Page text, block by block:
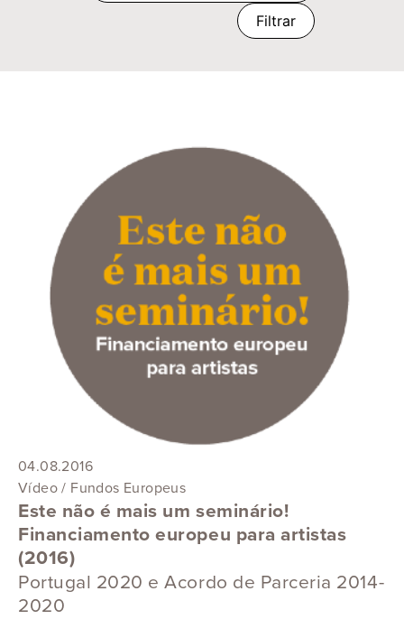
Filtrar
04.08.2016
Vídeo / Fundos Europeus
Este não é mais um seminário!
Financiamento europeu para artistas
(2016)
Portugal 2020 e Acordo de Parceria 2014-
2020